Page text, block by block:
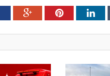
Google+Pinterest